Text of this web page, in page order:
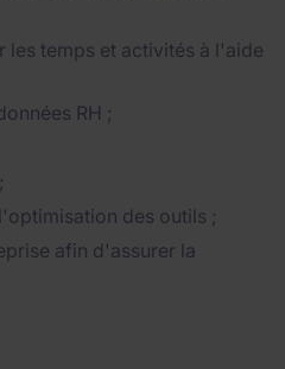
les temps et activités à l'aide
RH ;
des outils ;
afin d'assurer la